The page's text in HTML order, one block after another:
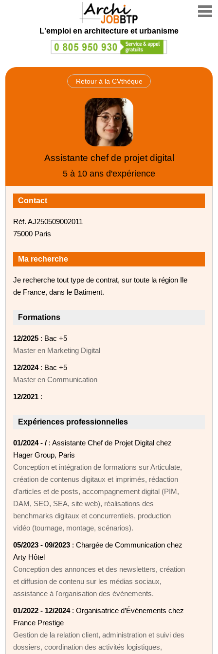
L'emploi en architecture et urbanisme
Retour à la CVthèque
Assistante chef de projet digital
5 à 10 ans d'expérience
Contact
Réf. AJ250509002011
75000 Paris
Ma recherche
Je recherche tout type de contrat, sur toute la région Ile
de France, dans le Batiment.
Formations
12/2025 : Bac +5
Master en Marketing Digital
12/2024: Bac +5
Master en Communication
12/2021 :
Expériences professionnelles
01/2024 - / : Assistante Chef de Projet Digital chez
Hager Group, Paris
Conception et intégration de formations sur Articulate,
création de contenus digitaux et imprimés, rédaction
d’articles et de posts, accompagnement digital (PIM,
DAM, SEO, SEA, site web), réalisations des
benchmarks digitaux et concurrentiels, production
vidéo (tournage, montage, scénarios).
05/2023 - 09/2023 : Chargée de Communication chez
Arty Hôtel
Conception des annonces et des newsletters, création
et diffusion de contenu sur les médias sociaux,
assistance à l'organisation des événements.
01/2022 - 12/2024: Organisatrice d’Événements chez
France Prestige
Gestion de la relation client, administration et suivi des
dossiers, coordination des activités logistiques,